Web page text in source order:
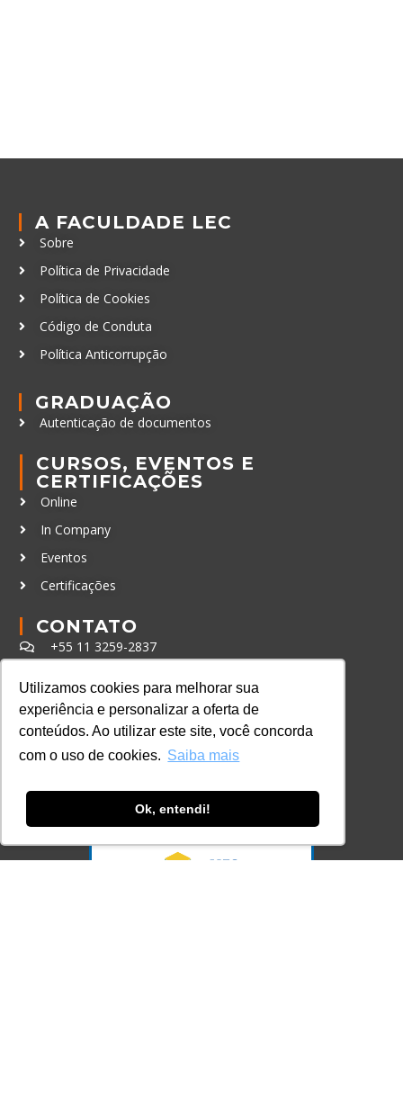
Utilizamos cookies para melhorar sua
experiência e personalizar a oferta de
conteúdos. Ao utilizar este site, você concorda
com o uso de cookies. Saiba mais
Ok, entendi!
A FACULDADE LEC
Sobre
Política de Privacidade
Política de Cookies
Código de Conduta
Política Anticorrupção
GRADUAÇÃO
Autenticação de documentos
CURSOS, EVENTOS E
CERTIFICAÇÕES
Online
In Company
Eventos
Certificações
CONTATO
+55 11 3259-2837
contato@lec.com.br
Ferramenta Antifraude
Consulte aqui o cadastro da Instituição no